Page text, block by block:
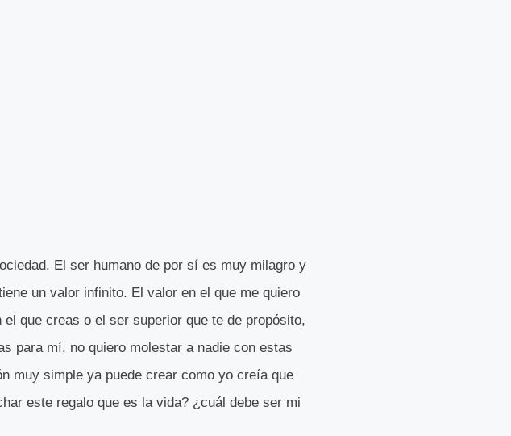
El ser humano de por sí es muy milagro y
un valor infinito. El valor en el que me quiero
que creas o el ser superior que te de propósito,
para mí, no quiero molestar a nadie con estas
muy simple ya puede crear como yo creía que
este regalo que es la vida? ¿cuál debe ser mi